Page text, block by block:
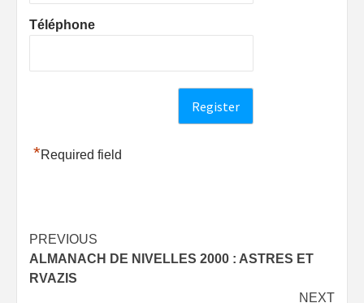
Téléphone
*Required field
Post
navigation
PREVIOUS
ALMANACH DE NIVELLES 2000 : ASTRES ET
RVAZIS
NEXT